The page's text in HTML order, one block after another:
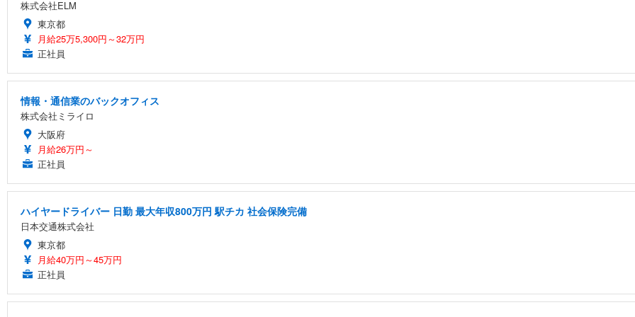
￥3,999
2TB/4TB 外付けハードディスク 外付け HDD テレビ録画対応 超高速データ転送 2.5 インチ USB3.0 対応 Mac/PC/PS4/XBox 利用可能
【Amazon.co.jp限定】【2年保証】外付けHDD 3.5インチ 外付けハードディスク 静音 PC/Win/Mac/テレビ録画/デスクトップ/ラップ
￥1,890
HP 有線 マウス HP 100G
エレコム ワイヤレスマウス 静音 Slint Bluetooth 無線2.4GHz 3台マルチペアリング 薄型 軽量 充電式 Mサイズ ブラック M-
出力 HDMI2.0/DP1.4/USB-C M.2 SSD 16TB拡張対応 コンパクト 静音ミニPC ゲーミングPC
ソコン 高速2.4G/5GWi-Fi BT5.0 ギガビットLAN 静音 ミニパソコン B4Plus
GMKtec ミニPC G11初登場 AMD Ryzen Embedded R2514搭載 16GB DDR4＋256GB SSD動作より安定 最大3.7GHz｜4K×3画面出
￥61,248
株式会社ELM
東京都
月給25万5,300円～32万円
正社員
情報・通信業のバックオフィス
株式会社ミライロ
大阪府
月給26万円～
正社員
ハイヤードライバー 日勤 最大年収800万円 駅チカ 社会保険完備
日本交通株式会社
東京都
月給40万円～45万円
正社員